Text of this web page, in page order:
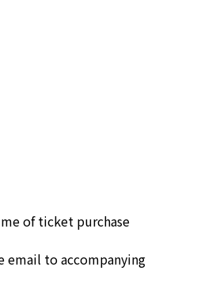
of ticket purchase
email to accompanying